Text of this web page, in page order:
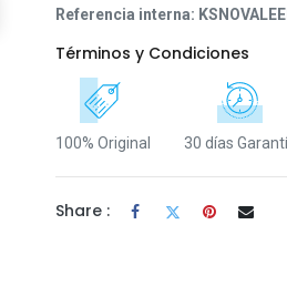
Referencia interna:
Términos y Condiciones
100% Original 30 días
Share :